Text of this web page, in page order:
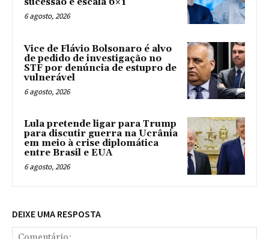
6 agosto, 2026
Vice de Flávio Bolsonaro é alvo
de pedido de investigação no
STF por denúncia de estupro de
vulnerável
6 agosto, 2026
Lula pretende ligar para Trump
para discutir guerra na Ucrânia
em meio à crise diplomática
entre Brasil e EUA
6 agosto, 2026
DEIXE UMA RESPOSTA